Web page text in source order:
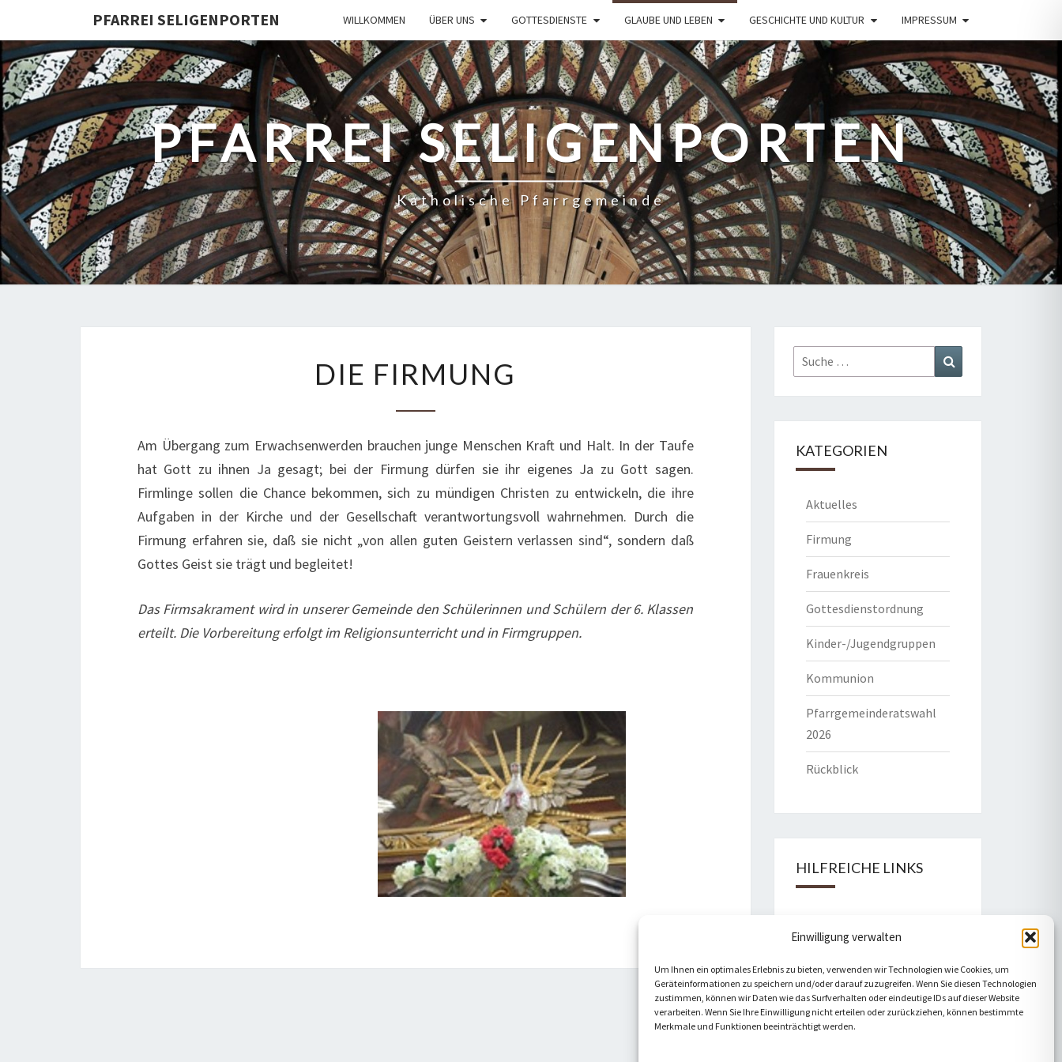
Einwilligung verwalten
Um Ihnen ein optimales Erlebnis zu bieten, verwenden wir Technologien wie Cookies, um
Geräteinformationen zu speichern und/oder darauf zuzugreifen. Wenn Sie diesen Technologien
zustimmen, können wir Daten wie das Surfverhalten oder eindeutige IDs auf dieser Website
verarbeiten. Wenn Sie Ihre Einwilligung nicht erteilen oder zurückziehen, können bestimmte
Merkmale und Funktionen beeinträchtigt werden.
PFARREI SELIGENPORTEN WILLKOMMEN ÜBER UNS GOTTESDIENSTE GLAUBE UND LEBEN GESCHICHTE UND KULTUR IMPRESSUM
PFARREI SELIGENPORTEN
Katholische Pfarrgemeinde
FIRMUNG
DIE FIRMUNG
Am Übergang zum Erwachsenwerden brauchen junge Menschen Kraft und Halt. In der Taufe
hat Gott zu ihnen Ja gesagt; bei der Firmung dürfen sie ihr eigenes Ja zu Gott sagen.
Firmlinge sollen die Chance bekommen, sich zu mündigen Christen zu entwickeln, die ihre
Aufgaben in der Kirche und der Gesellschaft verantwortungsvoll wahrnehmen. Durch die
Firmung erfahren sie, daß sie nicht „von allen guten Geistern verlassen sind“, sondern daß
Gottes Geist sie trägt und begleitet!
Das Firmsakrament wird in unserer Gemeinde den Schülerinnen und Schülern der 6. Klassen
erteilt. Die Vorbereitung erfolgt im Religionsunterricht und in Firmgruppen.
Suche
nach:
KATEGORIEN
Aktuelles
Firmung
Frauenkreis
Gottesdienstordnung
Kinder-/Jugendgruppen
Kommunion
Pfarrgemeinderatswahl
2026
Rückblick
HILFREICHE LINKS
Katholische Kirche
Telefonseelsorge